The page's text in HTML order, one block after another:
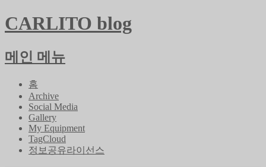
CARLITO blog
메인 메뉴
홈
Archive
Social Media
Gallery
My Equipment
TagCloud
정보공유라이선스